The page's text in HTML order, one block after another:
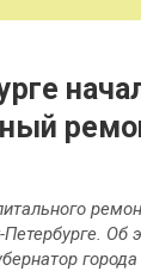
Об